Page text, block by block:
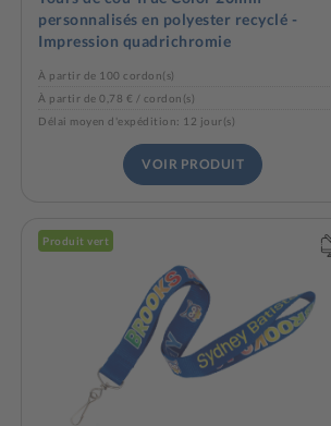
personnalisés en polyester recyclé -
Impression quadrichromie
À partir de 100 cordon(s)
À partir de 0,78 € / cordon(s)
Délai moyen d'expédition: 12 jour(s)
VOIR PRODUIT
Produit vert